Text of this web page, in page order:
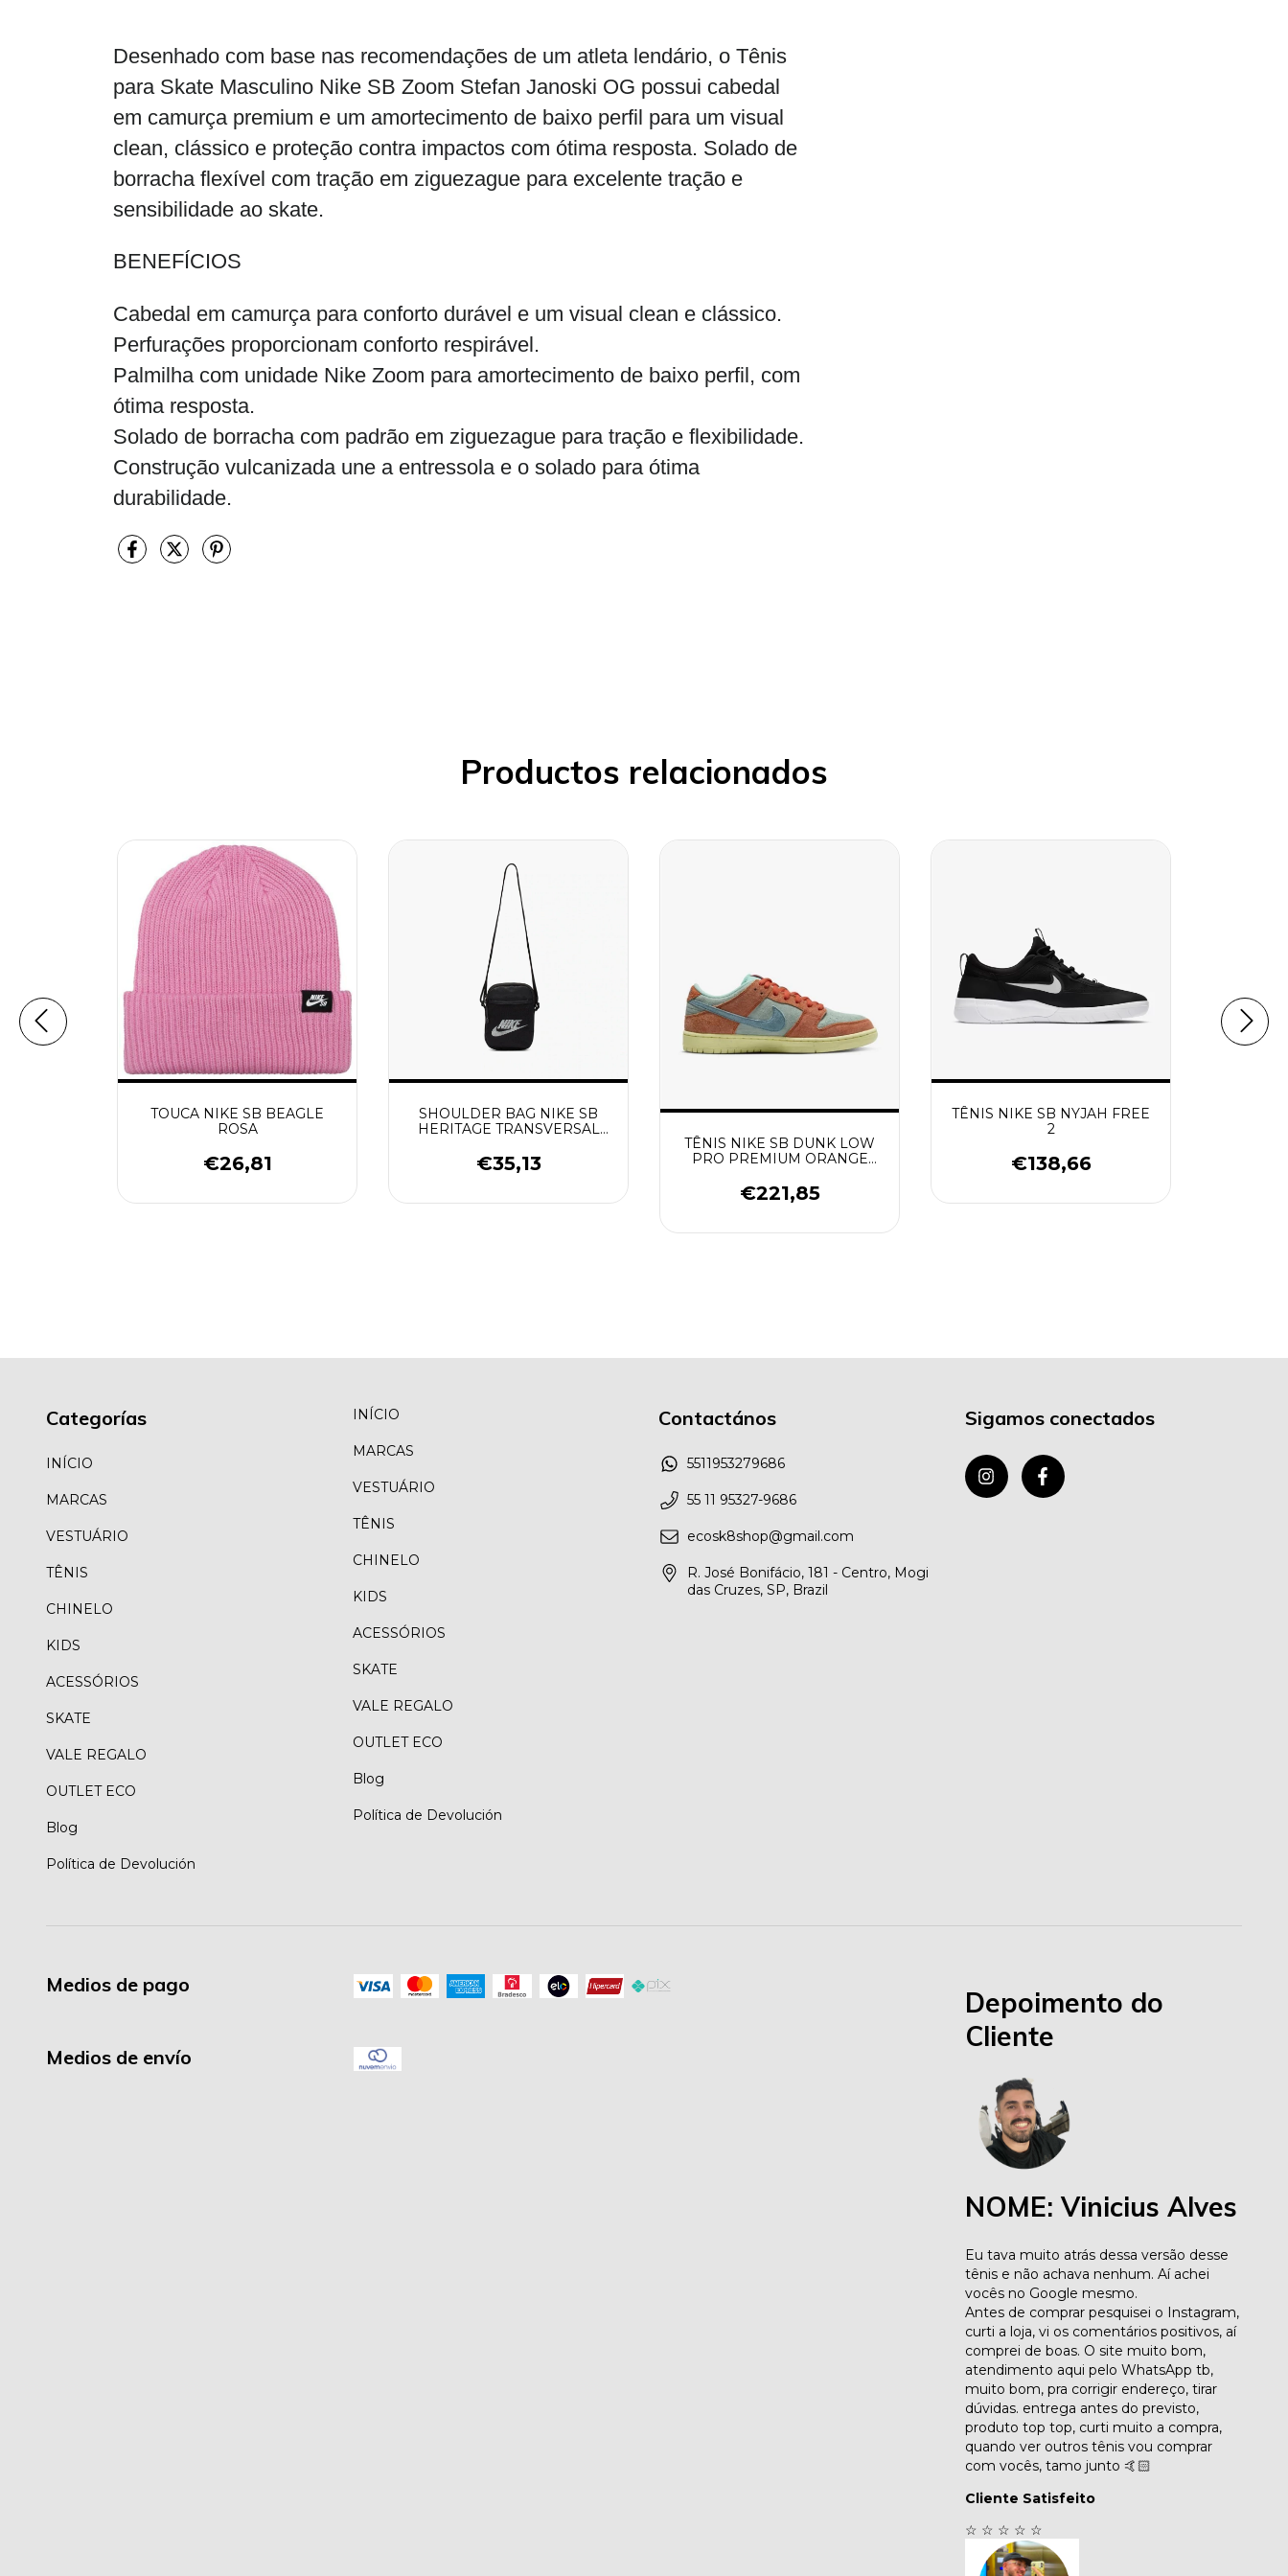
Desenhado com base nas recomendações de um atleta lendário, o Tênis
para Skate Masculino Nike SB Zoom Stefan Janoski OG possui cabedal
em camurça premium e um amortecimento de baixo perfil para um visual
clean, clássico e proteção contra impactos com ótima resposta. Solado de
borracha flexível com tração em ziguezague para excelente tração e
sensibilidade ao skate.
BENEFÍCIOS
Cabedal em camurça para conforto durável e um visual clean e clássico.
Perfurações proporcionam conforto respirável.
Palmilha com unidade Nike Zoom para amortecimento de baixo perfil, com
ótima resposta.
Solado de borracha com padrão em ziguezague para tração e flexibilidade.
Construção vulcanizada une a entressola e o solado para ótima
durabilidade.
Productos relacionados
TOUCA NIKE SB BEAGLE
ROSA
€26,81
SHOULDER BAG NIKE SB
HERITAGE TRANSVERSAL
€35,13
TÊNIS NIKE SB DUNK LOW
PRO PREMIUM ORANGE
€221,85
TÊNIS NIKE SB NYJAH FREE
2
€138,66
Categorías
INÍCIO
MARCAS
VESTUÁRIO
TÊNIS
CHINELO
KIDS
ACESSÓRIOS
SKATE
VALE REGALO
OUTLET ECO
Blog
Política de Devolución
INÍCIO
MARCAS
VESTUÁRIO
TÊNIS
CHINELO
KIDS
ACESSÓRIOS
SKATE
VALE REGALO
OUTLET ECO
Blog
Política de Devolución
Contactános
5511953279686
55 11 95327-9686
ecosk8shop@gmail.com
R. José Bonifácio, 181 - Centro, Mogi
das Cruzes, SP, Brazil
Sigamos conectados
Medios de pago
Medios de envío
Depoimento do
Cliente
NOME: Vinicius Alves
Eu tava muito atrás dessa versão desse
tênis e não achava nenhum. Aí achei
vocês no Google mesmo.
Antes de comprar pesquisei o Instagram,
curti a loja, vi os comentários positivos, aí
comprei de boas. O site muito bom,
atendimento aqui pelo WhatsApp tb,
muito bom, pra corrigir endereço, tirar
dúvidas. entrega antes do previsto,
produto top top, curti muito a compra,
quando ver outros tênis vou comprar
com vocês, tamo junto 🤙🏻
Cliente Satisfeito
☆ ☆ ☆ ☆ ☆